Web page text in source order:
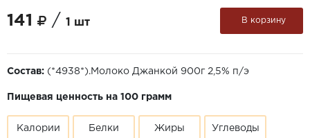
141 / 1 шт В корзину
Состав: (*4938*).Молоко Джанкой 900г 2,5% п/э
Пищевая ценность на 100 грамм
Калории
Белки
Жиры
Углеводы